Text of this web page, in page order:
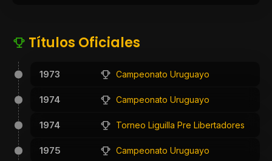
Títulos Oficiales
1973 Campeonato Uruguayo
1974 Campeonato Uruguayo
1974 Torneo Liguilla Pre Libertadores
1975 Campeonato Uruguayo